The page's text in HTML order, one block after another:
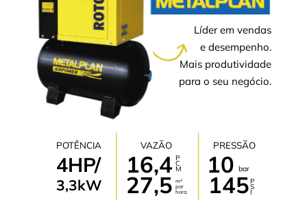
Líder em vendas
e desempenho.
Mais produtividade
para o seu negócio.
POTÊNCIA
4HP/
3,3kW
VAZÃO
16,4
27,5
P
C
M
m³
por
hora
PRESSÃO
10
145
bar
P
S
I